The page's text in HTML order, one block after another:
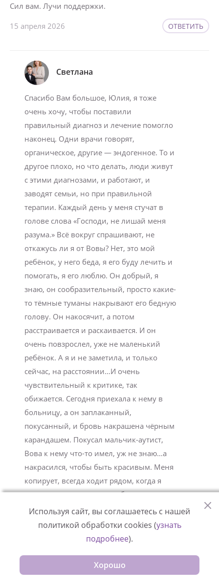
Сил вам. Лучи поддержки.
15 апреля 2026 ОТВЕТИТЬ
Светлана
Спасибо Вам большое, Юлия, я тоже
очень хочу, чтобы поставили
правильный диагноз и лечение помогло
наконец. Одни врачи говорят,
органическое, другие — эндогенное. То и
другое плохо, но что делать, люди живут
с этими диагнозами, и работают, и
заводят семьи, но при правильной
терапии. Каждый день у меня стучат в
голове слова «Господи, не лишай меня
разума.» Всё вокруг спрашивают, не
откажусь ли я от Вовы? Нет, это мой
ребёнок, у него беда, я его буду лечить и
помогать, я его люблю. Он добрый, я
знаю, он сообразительный, просто какие-
то тёмные туманы накрывают его бедную
голову. Он накосячит, а потом
расстраивается и раскаивается. И он
очень повзрослел, уже не маленький
ребёнок. А я и не заметила, и только
сейчас, на расстоянии…И очень
чувствительный к критике, так
обижается. Сегодня приехала к нему в
больницу, а он заплаканный,
покусанный, и бровь накрашена чёрным
карандашем. Покусал мальчик-аутист,
Вова к нему что-то имел, уж не знаю…а
накрасился, чтобы быть красивым. Меня
копирует, всегда ходит рядом, когда я
крашусь…ну сколько раз объясняла, что
мужчины и мальчики не красятся, что это
женское. А мужское — машину или велик
починить, спорт, футбол, на скейте
что обиделся на меня за критику по
поводу брови. Считает дни до выписки..
Используя сайт, вы соглашаетесь с нашей
политикой обработки cookies (узнать
подробнее).
Хорошо